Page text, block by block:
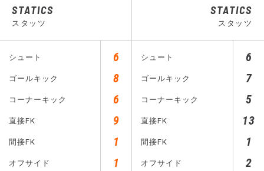
STATICS
スタッツ
シュート 6
ゴールキック 8
コーナーキック 6
直接FK 9
間接FK 1
オフサイド 1
STATICS
スタッツ
シュート 6
ゴールキック 7
コーナーキック 5
直接FK 13
間接FK 1
オフサイド 2